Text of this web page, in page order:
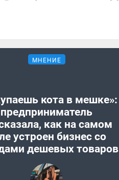
МНЕНИЕ
кота в мешке»:
предприниматель
как на самом
устроен бизнес со
дешевых товаров